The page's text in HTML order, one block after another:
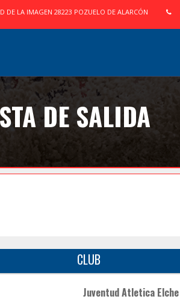
DE LA IMAGEN 28223 POZUELO DE ALARCÓN
DE SALIDA
CLUB
Juventud Atletica Elche